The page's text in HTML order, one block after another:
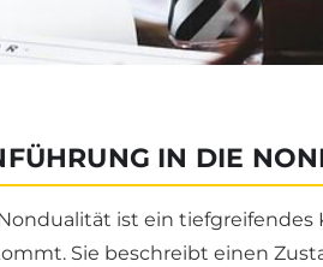
IN DIE
ist ein tiefgreifendes
Sie beschreibt einen